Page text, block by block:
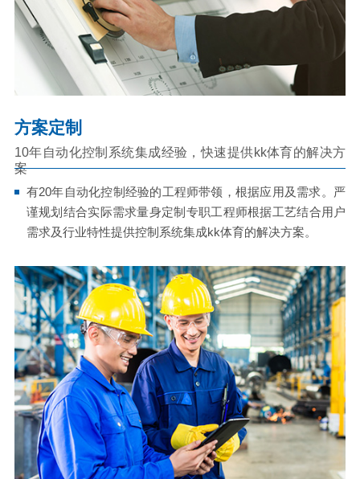
方案定制
10年自动化控制系统集成经验，快速提供kk体育的解决方
案
有20年自动化控制经验的工程师带领，根据应用及需求。严
谨规划结合实际需求量身定制专职工程师根据工艺结合用户
需求及行业特性提供控制系统集成kk体育的解决方案。